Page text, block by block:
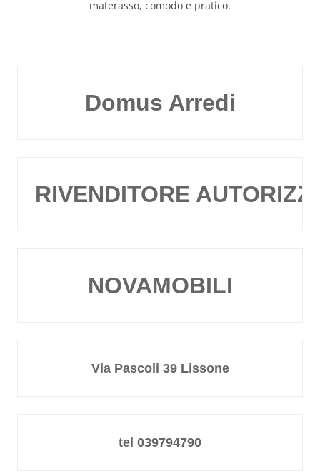
materasso, comodo e pratico.
Domus Arredi
RIVENDITORE
NOVAMOBILI
Via Pascoli 39 Lissone
tel 039794790